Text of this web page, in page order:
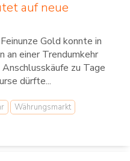
auf neue
Gold konnte in
an einer Trendumkehr
zu Tage
dürfte...
Währungsmarkt